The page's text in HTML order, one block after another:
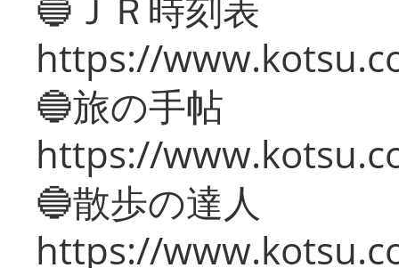
https://
🔵旅の手帖
https://
🔵散歩の達人
https://